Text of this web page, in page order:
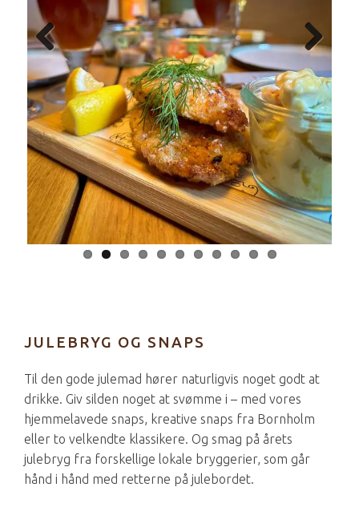
Previous
JULEBRYG OG SNAPS
Til den gode julemad hører naturligvis noget godt at
drikke. Giv silden noget at svømme i – med vores
hjemmelavede snaps, kreative snaps fra Bornholm
eller to velkendte klassikere. Og smag på årets
julebryg fra forskellige lokale bryggerier, som går
hånd i hånd med retterne på julebordet.